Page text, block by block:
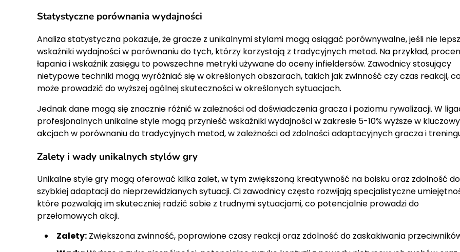
Statystyczne porównania wydajności
Analiza statystyczna pokazuje, że gracze z unikalnymi stylami mogą osiągać porównywalne, jeśli nie
wskaźniki wydajności w porównaniu do tych, którzy korzystają z tradycyjnych metod. Na przykład,
łapania i wskaźnik zasięgu to powszechne metryki używane do oceny infieldersów. Zawodnicy stosujący
nietypowe techniki mogą wyróżniać się w określonych obszarach, takich jak zwinność czy czas reakcji,
może prowadzić do wyższej ogólnej skuteczności w określonych sytuacjach.
Jednak dane mogą się znacznie różnić w zależności od doświadczenia gracza i poziomu rywalizacji. W
profesjonalnych unikalne style mogą przynieść wskaźniki wydajności w zakresie 5-10% wyższe w
akcjach w porównaniu do tradycyjnych metod, w zależności od zdolności adaptacyjnych gracza i
Zalety i wady unikalnych stylów gry
Unikalne style gry mogą oferować kilka zalet, w tym zwiększoną kreatywność na boisku oraz zdolność do
szybkiej adaptacji do nieprzewidzianych sytuacji. Ci zawodnicy często rozwijają specjalistyczne
które pozwalają im skuteczniej radzić sobie z trudnymi sytuacjami, co potencjalnie prowadzi do
przełomowych akcji.
Zalety: Zwiększona zwinność, poprawione czasy reakcji oraz zdolność do zaskakiwania